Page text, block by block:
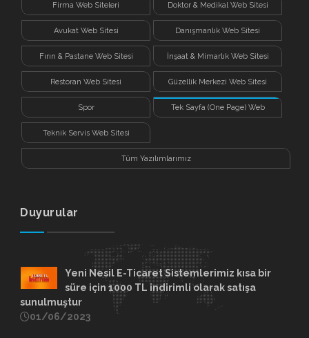
Firma Web Siteleri Doktor & Medikal Web Sitesi
Avukat Web Sitesi Danışmanlık Web Sitesi
Fırın & Pastane Web Sitesi İnşaat & Mimarlık Web Sitesi
Restoran Web Sitesi Güzellik Merkezi Web Sitesi
Spor Tek Sayfa (One Page) Web
Teknik Servis Web Sitesi
Tüm Yazılımlarımız
Duyurular
Yeni Nesil E-Ticaret Sistemlerimiz kısa bir
süre için 1000 TL indirimli olarak satışa
sunulmuştur
01/06/2023